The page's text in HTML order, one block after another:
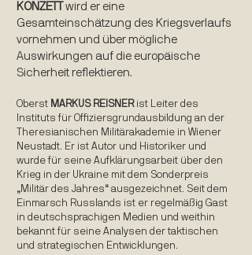
KONZETT
wird er eine
Gesamteinschätzung des Kriegsverlaufs
vornehmen und über mögliche
Auswirkungen auf die europäische
Sicherheit reflektieren.
Oberst MARKUS REISNERist Leiter des
Instituts für Offiziersgrundausbildung an der
Theresianischen Militärakademie in Wiener
Neustadt. Er ist Autor und Historiker und
wurde für seine Aufklärungsarbeit über den
Krieg in der Ukraine mit dem Sonderpreis
„Militär des Jahres“ ausgezeichnet. Seit dem
Einmarsch Russlands ist er regelmäßig Gast
in deutschsprachigen Medien und weithin
bekannt für seine Analysen der taktischen
und strategischen Entwicklungen.